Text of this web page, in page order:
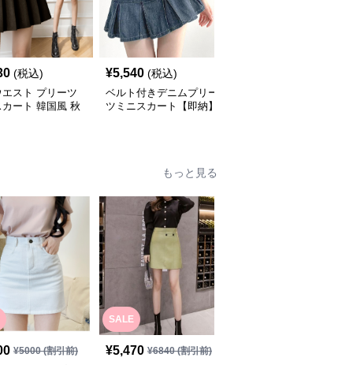
(税込)
スト プリーツ
カート 韓国風 秋
¥5,540 (税込)
ベルト付きデニムプリー
ツミニスカート【即納】
もっと見る
¥5000(割引前)
SALE
¥5,470 ¥6840(割引前)